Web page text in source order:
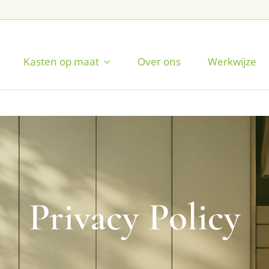
Kasten op maat Over ons Werkwijze
Privacy Policy